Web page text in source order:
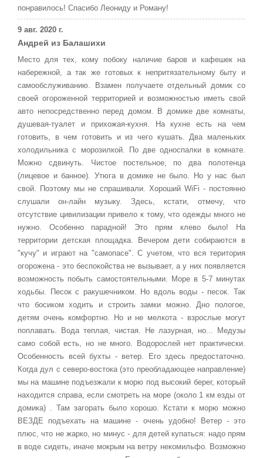
понравилось! Спасибо Леониду и Роману!
9 авг. 2020 г.
Андрей из Балашихи
Место для тех, кому побоку наличие баров и кафешек на
набережной, а так же готовых к непритязательному быту и
самообслуживанию. Взамен получаете отдельный домик со
своей огороженной территорией и возможностью иметь свой
авто непосредственно перед домом. В домике две комнаты,
душевая-туалет и прихожая-кухня. На кухне есть на чем
готовить, в чем готовить и из чего кушать. Два маленьких
холодильника с морозилкой. По две односпалки в комнате.
Можно сдвинуть. Чистое постельное, по два полотенца
(лицевое и банное). Утюга в домике не было. Но у нас был
свой. Поэтому мы не спрашивали. Хороший WiFi - постоянно
слушали он-лайн музыку. Здесь, кстати, отмечу, что
отсутствие цивилизации привело к тому, что одежды много не
нужно. Особенно парадной! Это прям клево было! На
территории детская площадка. Вечером дети собираются в
"кучу" и играют на "самопасе". С учетом, что вся територия
огорожена - это беспокойства не вызывает, а у них появляется
возможность побыть самостоятельными. Море в 5-7 минутах
ходьбы. Песок с ракушечником. Но вдоль воды - песок. Так
что босиком ходить и строить замки можно. Дно пологое,
детям очень комфортно. Но и не мелкота - взрослые могут
поплавать. Вода теплая, чистая. Не лазурная, но... Медузы
само собой есть, но не много. Водорослей нет практически.
Особенность всей бухты - ветер. Его здесь предостаточно.
Когда дул с северо-востока (это преобладающее направление)
мы на машине подъезжали к морю под высокий берег, который
находится справа, если смотреть на море (около 1 км езды от
домика) . Там загорать было хорошо. Кстати к морю можно
ВЕЗДЕ подъехать на машине - очень удобно! Ветер - это
плюс, что не жарко, но минус - для детей купаться: надо прям
в воде сидеть, иначе мокрым на ветру некомильфо. Возможно